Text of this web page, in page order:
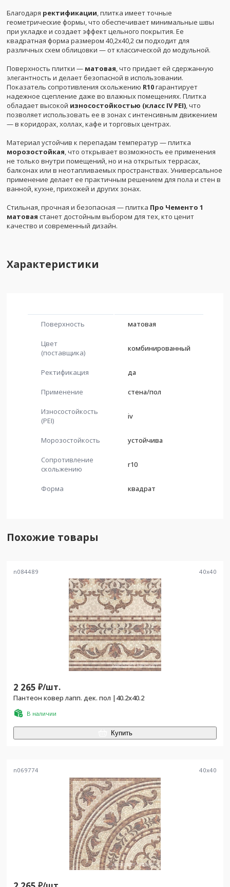
Благодаря ректификации, плитка имеет точные
геометрические формы, что обеспечивает минимальные швы
при укладке и создает эффект цельного покрытия. Ее
квадратная форма размером 40,2x40,2 см подходит для
различных схем облицовки — от классической до модульной.
Поверхность плитки — матовая, что придает ей сдержанную
элегантность и делает безопасной в использовании.
Показатель сопротивления скольжению R10гарантирует
надежное сцепление даже во влажных помещениях. Плитка
обладает высокой износостойкостью (класс IV PEI), что
позволяет использовать ее в зонах с интенсивным движением
— в коридорах, холлах, кафе и торговых центрах.
Материал устойчив к перепадам температур — плитка
морозостойкая, что открывает возможность ее применения
не только внутри помещений, но и на открытых террасах,
балконах или в неотапливаемых пространствах. Универсальное
применение делает ее практичным решением для пола и стен в
ванной, кухне, прихожей и других зонах.
Стильная, прочная и безопасная — плитка Про Чементо 1
матовая станет достойным выбором для тех, кто ценит
качество и современный дизайн.
Характеристики
Поверхность матовая
Цвет
(поставщика)
комбинированный
Ректификация да
Применение стена/пол
Износостойкость
(PEI)
iv
Морозостойкость устойчива
Сопротивление
скольжению
r10
Форма квадрат
Похожие товары
n084489 40x40
2 265 ₽/шт.
Пантеон ковер лапп. дек. пол |40.2x40.2
В наличии
Купить
n069774 40x40